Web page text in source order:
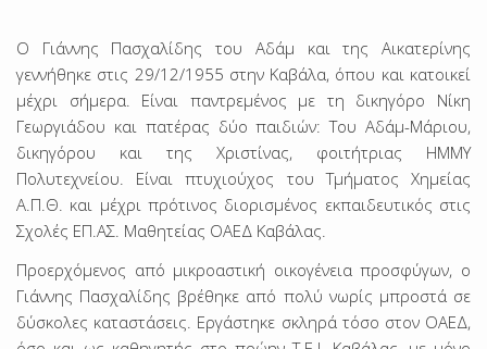
Ο Γιάννης Πασχαλίδης του Αδάμ και της Αικατερίνης
γεννήθηκε στις 29/12/1955 στην Καβάλα, όπου και κατοικεί
μέχρι σήμερα. Είναι παντρεμένος με τη δικηγόρο Νίκη
Γεωργιάδου και πατέρας δύο παιδιών: Του Αδάμ-Μάριου,
δικηγόρου και της Χριστίνας, φοιτήτριας ΗΜΜΥ
Πολυτεχνείου. Είναι πτυχιούχος του Τμήματος Χημείας
Α.Π.Θ. και μέχρι πρότινος διορισμένος εκπαιδευτικός στις
Σχολές ΕΠ.ΑΣ. Μαθητείας ΟΑΕΔ Καβάλας.
Προερχόμενος από μικροαστική οικογένεια προσφύγων, ο
Γιάννης Πασχαλίδης βρέθηκε από πολύ νωρίς μπροστά σε
δύσκολες καταστάσεις. Εργάστηκε σκληρά τόσο στον ΟΑΕΔ,